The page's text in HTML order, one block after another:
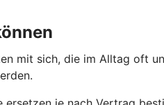
mit sich, die im Alltag oft